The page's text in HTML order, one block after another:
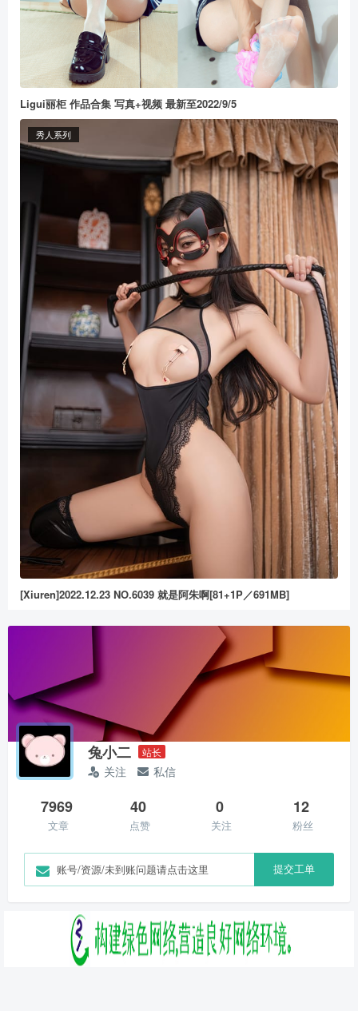
Ligui丽柜 作品合集 写真+视频 最新至2022/9/5
秀人系列
[Xiuren]2022.12.23 NO.6039 就是阿朱啊[81+1P／691MB]
兔小二 站长
关注 私信
7969
文章
40
点赞
0
关注
12
粉丝
账号/资源/未到账问题请点击这里 提交工单